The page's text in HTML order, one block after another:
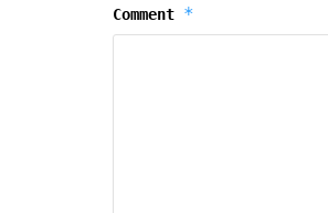
Comment *